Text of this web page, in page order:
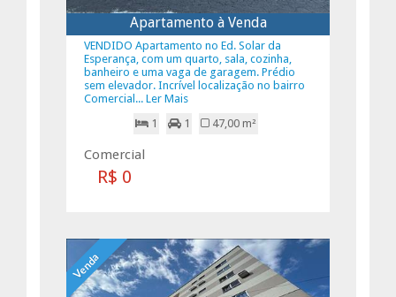
Apartamento à Venda
VENDIDO Apartamento no Ed. Solar da
Esperança, com um quarto, sala, cozinha,
banheiro e uma vaga de garagem. Prédio
sem elevador. Incrível localização no bairro
Comercial... Ler Mais
1
1 47,00 m²
Comercial
R$ 0
Venda